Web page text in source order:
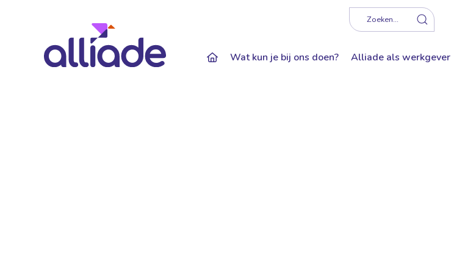
Zoeken...
Wat kun je bij ons doen? Alliade als werkgever